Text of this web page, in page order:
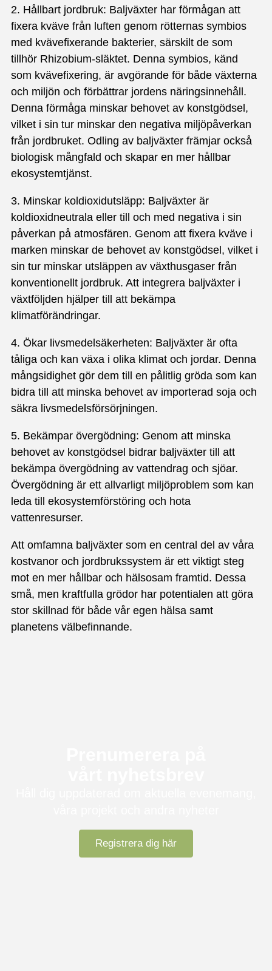
2. Hållbart jordbruk: Baljväxter har förmågan att
fixera kväve från luften genom rötternas symbios
med kvävefixerande bakterier, särskilt de som
tillhör Rhizobium-släktet. Denna symbios, känd
som kvävefixering, är avgörande för både växterna
och miljön och förbättrar jordens näringsinnehåll.
Denna förmåga minskar behovet av konstgödsel,
vilket i sin tur minskar den negativa miljöpåverkan
från jordbruket. Odling av baljväxter främjar också
biologisk mångfald och skapar en mer hållbar
ekosystemtjänst.
3. Minskar koldioxidutsläpp: Baljväxter är
koldioxidneutrala eller till och med negativa i sin
påverkan på atmosfären. Genom att fixera kväve i
marken minskar de behovet av konstgödsel, vilket i
sin tur minskar utsläppen av växthusgaser från
konventionellt jordbruk. Att integrera baljväxter i
växtföljden hjälper till att bekämpa
klimatförändringar.
4. Ökar livsmedelsäkerheten: Baljväxter är ofta
tåliga och kan växa i olika klimat och jordar. Denna
mångsidighet gör dem till en pålitlig gröda som kan
bidra till att minska behovet av importerad soja och
säkra livsmedelsförsörjningen.
5. Bekämpar övergödning: Genom att minska
behovet av konstgödsel bidrar baljväxter till att
bekämpa övergödning av vattendrag och sjöar.
Övergödning är ett allvarligt miljöproblem som kan
leda till ekosystemförstöring och hota
vattenresurser.
Att omfamna baljväxter som en central del av våra
kostvanor och jordbrukssystem är ett viktigt steg
mot en mer hållbar och hälsosam framtid. Dessa
små, men kraftfulla grödor har potentialen att göra
stor skillnad för både vår egen hälsa samt
planetens välbefinnande.
Registrera dig här